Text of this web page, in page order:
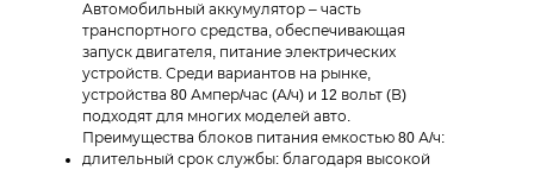
Автомобильный аккумулятор – часть
транспортного средства, обеспечивающая
запуск двигателя, питание электрических
устройств. Среди вариантов на рынке,
устройства 80 Ампер/час (А/ч) и 12 вольт (В)
подходят для многих моделей авто.
Преимущества блоков питания емкостью 80 А/ч:
длительный срок службы: благодаря высокой